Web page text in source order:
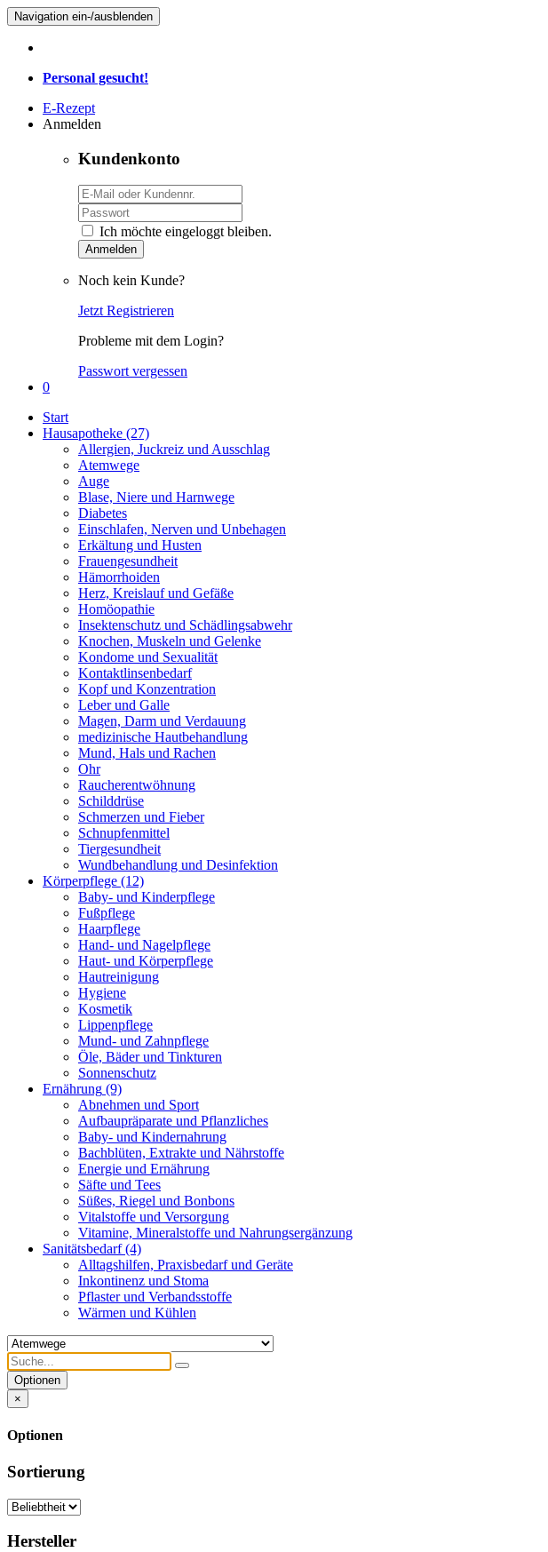
Navigation ein-/ausblenden
Personal gesucht!
E-Rezept
Anmelden
Kundenkonto
Ich möchte eingeloggt bleiben.
Anmelden
Noch kein Kunde?
Jetzt Registrieren
Probleme mit dem Login?
Passwort vergessen
0
Start
Hausapotheke (27)
Allergien, Juckreiz und Ausschlag
Atemwege
Auge
Blase, Niere und Harnwege
Diabetes
Einschlafen, Nerven und Unbehagen
Erkältung und Husten
Frauengesundheit
Hämorrhoiden
Herz, Kreislauf und Gefäße
Homöopathie
Insektenschutz und Schädlingsabwehr
Knochen, Muskeln und Gelenke
Kondome und Sexualität
Kontaktlinsenbedarf
Kopf und Konzentration
Leber und Galle
Magen, Darm und Verdauung
medizinische Hautbehandlung
Mund, Hals und Rachen
Ohr
Raucherentwöhnung
Schilddrüse
Schmerzen und Fieber
Schnupfenmittel
Tiergesundheit
Wundbehandlung und Desinfektion
Körperpflege (12)
Baby- und Kinderpflege
Fußpflege
Haarpflege
Hand- und Nagelpflege
Haut- und Körperpflege
Hautreinigung
Hygiene
Kosmetik
Lippenpflege
Mund- und Zahnpflege
Öle, Bäder und Tinkturen
Sonnenschutz
Ernährung (9)
Abnehmen und Sport
Aufbaupräparate und Pflanzliches
Baby- und Kindernahrung
Bachblüten, Extrakte und Nährstoffe
Energie und Ernährung
Säfte und Tees
Süßes, Riegel und Bonbons
Vitalstoffe und Versorgung
Vitamine, Mineralstoffe und Nahrungsergänzung
Sanitätsbedarf(4)
Alltagshilfen, Praxisbedarf und Geräte
Inkontinenz und Stoma
Pflaster und Verbandsstoffe
Wärmen und Kühlen
Optionen
×
Optionen
Sortierung
Hersteller